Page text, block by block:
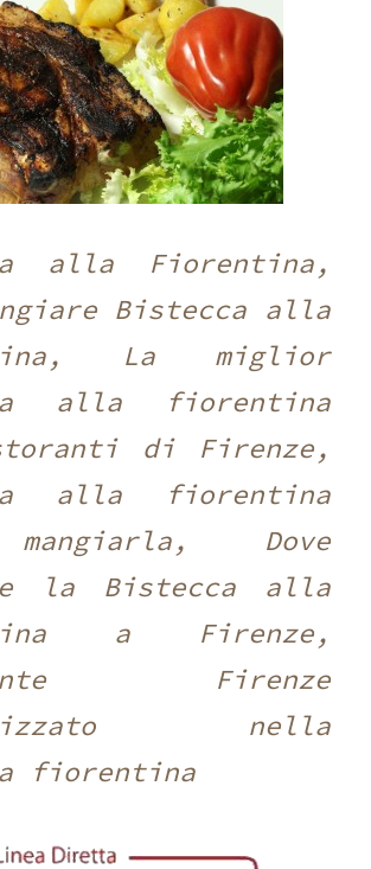
alla Fiorentina,
Bistecca alla
La miglior
alla fiorentina
di Firenze,
alla fiorentina
Dove
la Bistecca alla
a Firenze,
Firenze
nella
fiorentina